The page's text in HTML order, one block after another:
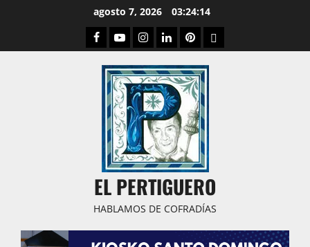
agosto 7, 2026 03:24:15
Facebook
YoutubeInstagram
LinkedPinterestDribbble
EL PERTIGUERO
HABLAMOS DE COFRADÍAS